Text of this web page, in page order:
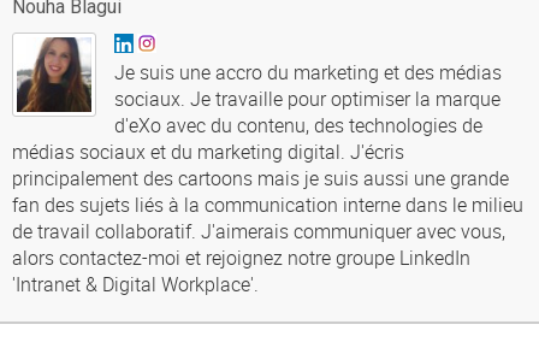
Nouha Blagui
Je suis une accro du marketing et des médias
sociaux. Je travaille pour optimiser la marque
d'eXo avec du contenu, des technologies de
médias sociaux et du marketing digital. J'écris
principalement des cartoons mais je suis aussi une grande
fan des sujets liés à la communication interne dans le milieu
de travail collaboratif. J'aimerais communiquer avec vous,
alors contactez-moi et rejoignez notre groupe LinkedIn
'Intranet & Digital Workplace'.